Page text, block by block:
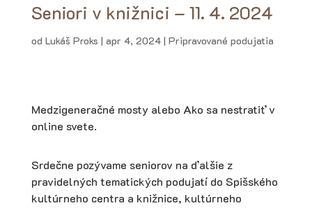
Seniori v knižnici – 11. 4. 2024
od Lukáš Proks | apr 4, 2024| Pripravované podujatia
Medzigeneračné mosty alebo Ako sa nestratiť v
online svete.
Srdečne pozývame seniorov na ďalšie z
pravidelných tematických podujatí do Spišského
kultúrneho centra a knižnice, kultúrneho